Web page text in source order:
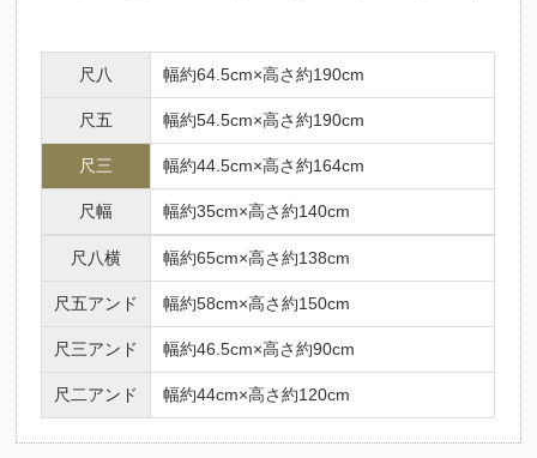
尺八 幅約64.5cm×高さ約190cm
尺五 幅約54.5cm×高さ約190cm
尺三 幅約44.5cm×高さ約164cm
尺幅 幅約35cm×高さ約140cm
尺八横 幅約65cm×高さ約138cm
尺五アンド 幅約58cm×高さ約150cm
尺三アンド 幅約46.5cm×高さ約90cm
尺二アンド 幅約44cm×高さ約120cm